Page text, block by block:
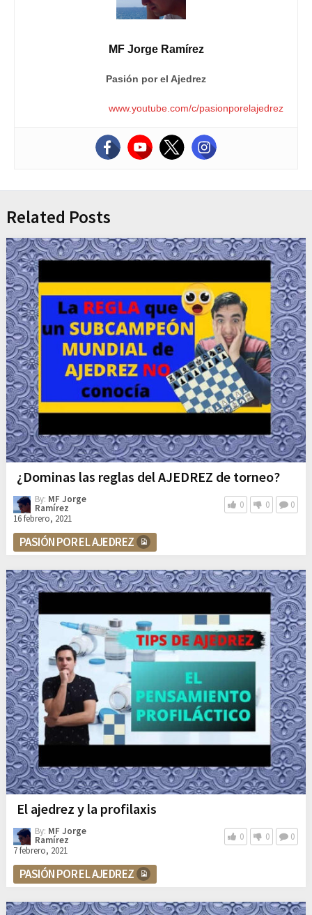
MF Jorge Ramírez
Pasión por el Ajedrez
www.youtube.com/c/pasionporelajedrez
Related Posts
¿Dominas las reglas del AJEDREZ de torneo?
By: MF Jorge
Ramírez
16 febrero, 2021
0 0 0
PASIÓN POR EL AJEDREZ
El ajedrez y la profilaxis
By: MF Jorge
Ramírez
7 febrero, 2021
0 0 0
PASIÓN POR EL AJEDREZ